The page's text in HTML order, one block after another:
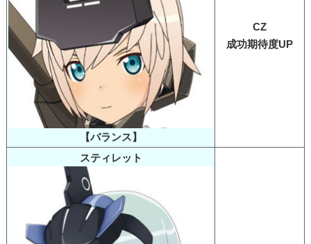
【バランス】
CZ
成功期待度UP
スティレット